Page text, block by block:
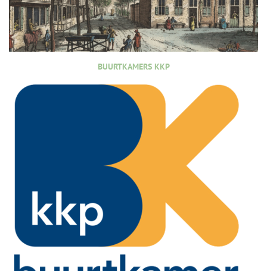
BUURTKAMERS KKP